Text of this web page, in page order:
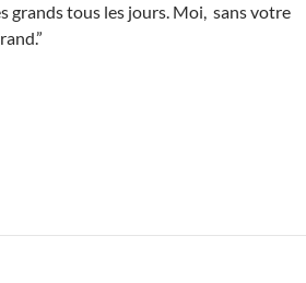
grands tous les jours. Moi, sans votre